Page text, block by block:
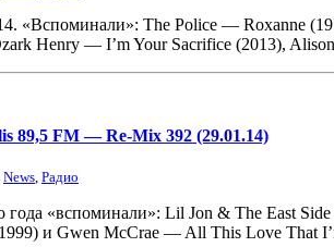
«Вспоминали»: The Police — Roxanne
Henry — I’m Your Sacrifice (2013),
89,5 FM — Re-Mix 392 (29.01.14)
News, Радио
года «вспоминали»: Lil Jon & The East
и Gwen McCrae — All This Love That